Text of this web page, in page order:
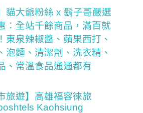
貓大爺粉絲 x 鬍子哥嚴選
：全站千餘商品，滿百就
東泉辣椒醬、蘋果西打、
泡麵、清潔劑、洗衣精、
、常溫食品通通都有
旅遊】高雄福容徠旅
Kaohsiung